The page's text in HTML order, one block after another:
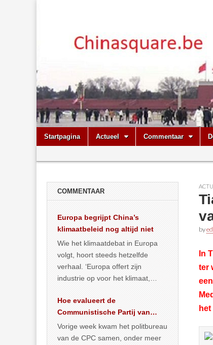
Main
menu
Skip
Startpagina Actueel Commentaar
menu
by
In
ter
COMMENTAAR
Europa begrijpt China’s
klimaatbeleid nog altijd niet
Wie het klimaatdebat in Europa
volgt, hoort steeds hetzelfde
verhaal. ‘Europa offert zijn
industrie op voor het klimaat,
vergroening… >> lees meer
Hoe evalueert de
Communistische Partij van
China de economische
situatie?
Vorige week kwam het politbureau
van de CPC samen, onder meer